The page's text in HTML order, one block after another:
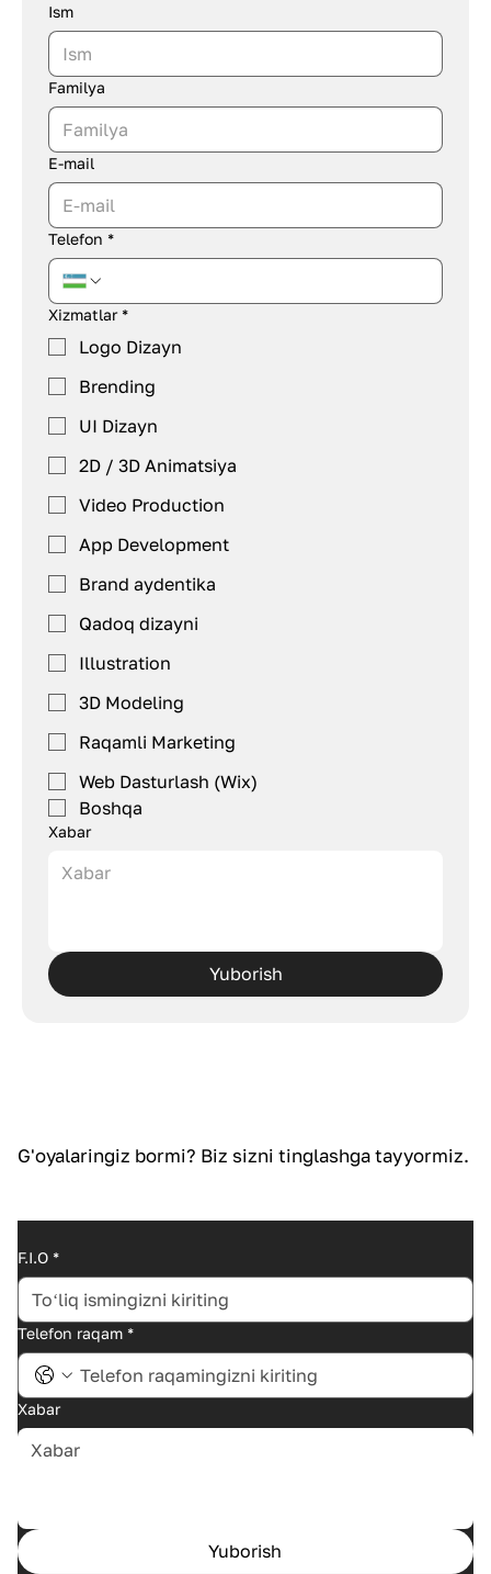
Ism
Familya
E-mail
Telefon *
Xizmatlar *
Logo Dizayn
Brending
UI Dizayn
2D / 3D Animatsiya
Video Production
App Development
Brand aydentika
Qadoq dizayni
Illustration
3D Modeling
Raqamli Marketing
Web Dasturlash (Wix)
Boshqa
Xabar
Yuborish
G'oyalaringiz bormi? Biz sizni tinglashga tayyormiz.
F.I.O *
Telefon raqam *
Xabar
Yuborish